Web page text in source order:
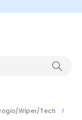
Wiper/Tech